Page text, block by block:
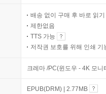
배송 없이 구매 후 바로 읽기
제한없음
TTS 가능
저작권 보호를 위해 인쇄 기
크레마 /PC(윈도우 - 4K 모
EPUB(DRM) | 2.77MB